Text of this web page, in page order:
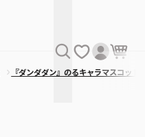
『ダンダダン』のるキャラマスコッ